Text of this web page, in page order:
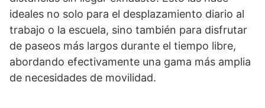
ideales no solo para el desplazamiento diario al
trabajo o la escuela, sino también para disfrutar
de paseos más largos durante el tiempo libre,
abordando efectivamente una gama más amplia
de necesidades de movilidad.